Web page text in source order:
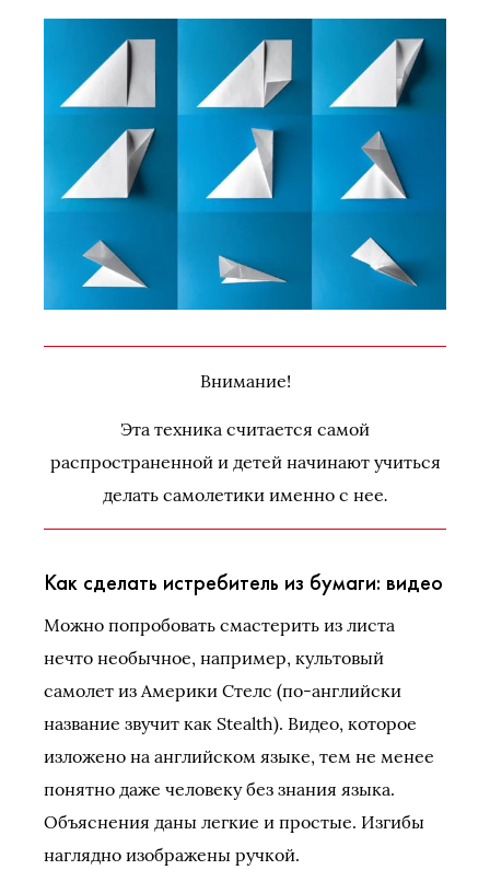
Внимание!
Эта техника считается самой
распространенной и детей начинают учиться
делать самолетики именно с нее.
Как сделать истребитель из бумаги: видео
Можно попробовать смастерить из листа
нечто необычное, например, культовый
самолет из Америки Стелс (по-английски
название звучит как Stealth). Видео, которое
изложено на английском языке, тем не менее
понятно даже человеку без знания языка.
Объяснения даны легкие и простые. Изгибы
наглядно изображены ручкой.